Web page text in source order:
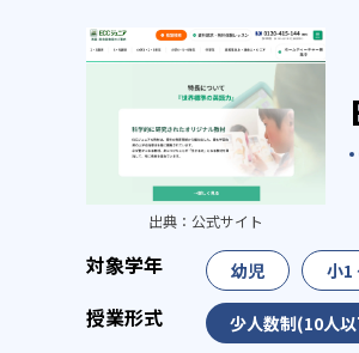
出典： 公式サイト
幼児 小1
少人数制(10人